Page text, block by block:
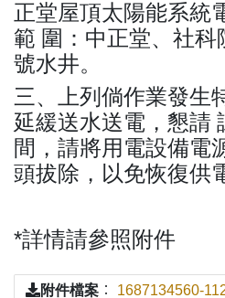
正堂屋頂太陽能系統
範 圍：中正堂、社科
號水井。
三、上列倘作業發生
延緩送水送電，懇請
間，請將用電設備電
頭拔除，以免恢復供
*詳情請參照附件
附件檔案 ： 1687134560-